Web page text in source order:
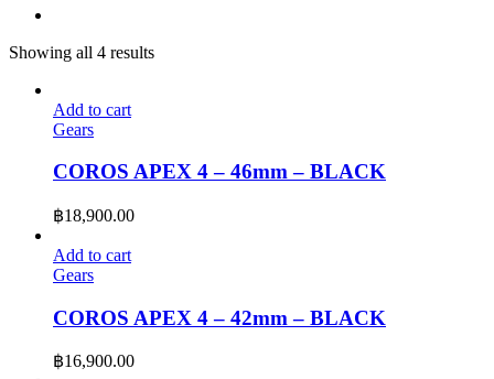
Showing all 4 results
Add to cart
Gears
COROS APEX 4 – 46mm – BLACK
฿18,900.00
Add to cart
Gears
COROS APEX 4 – 42mm – BLACK
฿16,900.00